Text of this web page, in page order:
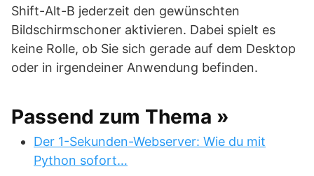
Shift-Alt-B jederzeit den gewünschten
Bildschirmschoner aktivieren. Dabei spielt es
keine Rolle, ob Sie sich gerade auf dem Desktop
oder in irgendeiner Anwendung befinden.
Passend zum Thema »
Der 1-Sekunden-Webserver: Wie du mit
Python sofort…